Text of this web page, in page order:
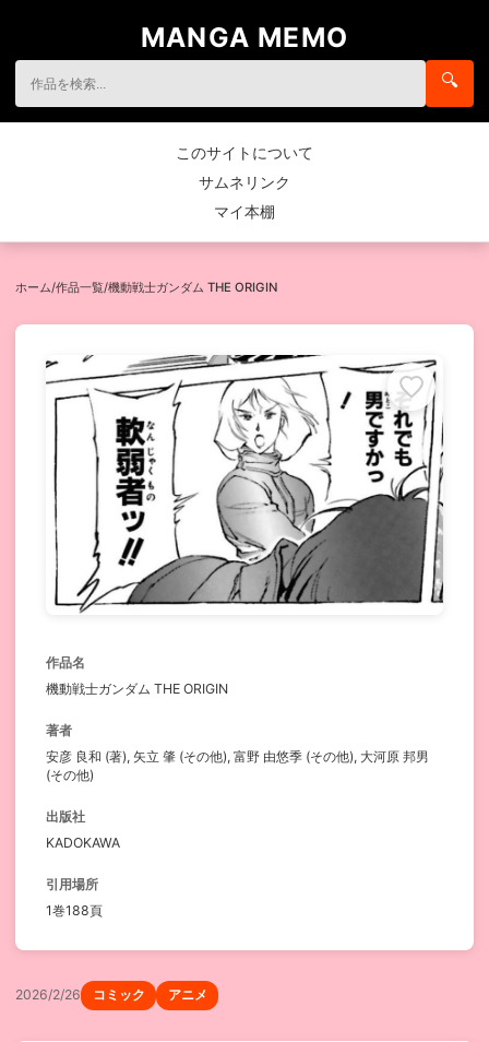
MANGA MEMO
🔍
このサイトについて
サムネリンク
マイ本棚
ホーム/作品一覧/機動戦士ガンダム THE ORIGIN
作品名
機動戦士ガンダム THE ORIGIN
著者
安彦 良和 (著), 矢立 肇 (その他), 富野 由悠季 (その他), 大河原 邦男
(その他)
出版社
KADOKAWA
引用場所
1巻188頁
2026/2/26 コミック アニメ